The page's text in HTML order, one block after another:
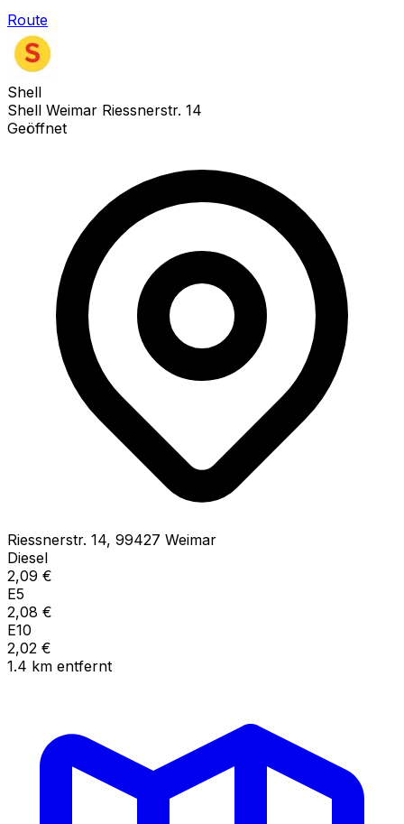
Route
Shell
Shell Weimar Riessnerstr. 14
Geöffnet
Riessnerstr. 14, 99427 Weimar
Diesel
2,09 €
E5
2,08 €
E10
2,02 €
1.4 km entfernt